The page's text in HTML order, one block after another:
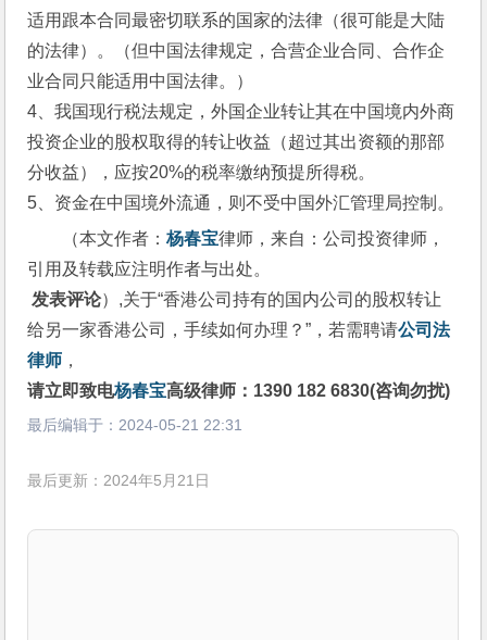
适用跟本合同最密切联系的国家的法律（很可能是大陆
的法律）。（但中国法律规定，合营企业合同、合作企
业合同只能适用中国法律。）
4、我国现行税法规定，外国企业转让其在中国境内外商
投资企业的股权取得的转让收益（超过其出资额的那部
分收益），应按20%的税率缴纳预提所得税。
5、资金在中国境外流通，则不受中国外汇管理局控制。
（本文作者：杨春宝律师，来自：公司投资律师，
引用及转载应注明作者与出处。
发表评论）,关于“香港公司持有的国内公司的股权转让
给另一家香港公司，手续如何办理？”，若需聘请公司法
律师 ，
请立即致电杨春宝高级律师：1390 182 6830(咨询勿扰)
最后编辑于： 2024-05-21 22:31
最后更新：2024年5月21日